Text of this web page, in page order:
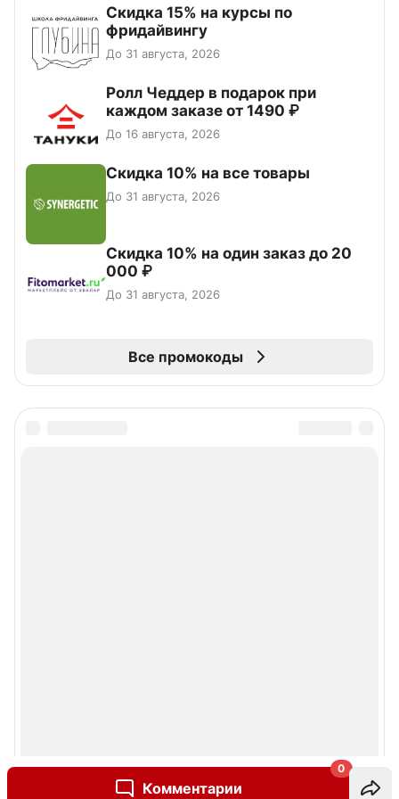
Комментарии
0
Скидка 15% на курсы по
фридайвингу
До 31 августа, 2026
Ролл Чеддер в подарок при
каждом заказе от 1490 ₽
До 16 августа, 2026
Скидка 10% на все товары
До 31 августа, 2026
Скидка 10% на один заказ до 20
000 ₽
До 31 августа, 2026
Все промокоды